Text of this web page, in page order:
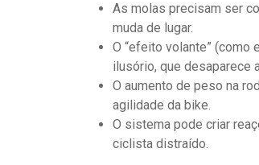
As molas precisam ser
muda de lugar.
O “efeito volante” (como
ilusório, que desaparece
O aumento de peso na
agilidade da bike.
O sistema pode criar
ciclista distraído.